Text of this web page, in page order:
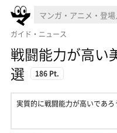
ガイド・ニュース
戦闘能力が高い
選
186 Pt.
実質的に戦闘能力が高いであろ